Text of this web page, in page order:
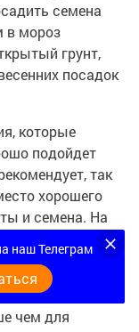
семена
в мороз
грунт,
посадок
которые
подойдет
так
хорошего
и семена. На
кинзу,
посадки. Под
чем для
наш Телеграм